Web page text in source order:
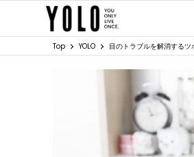
Top YOLO 目のトラブルを解消する